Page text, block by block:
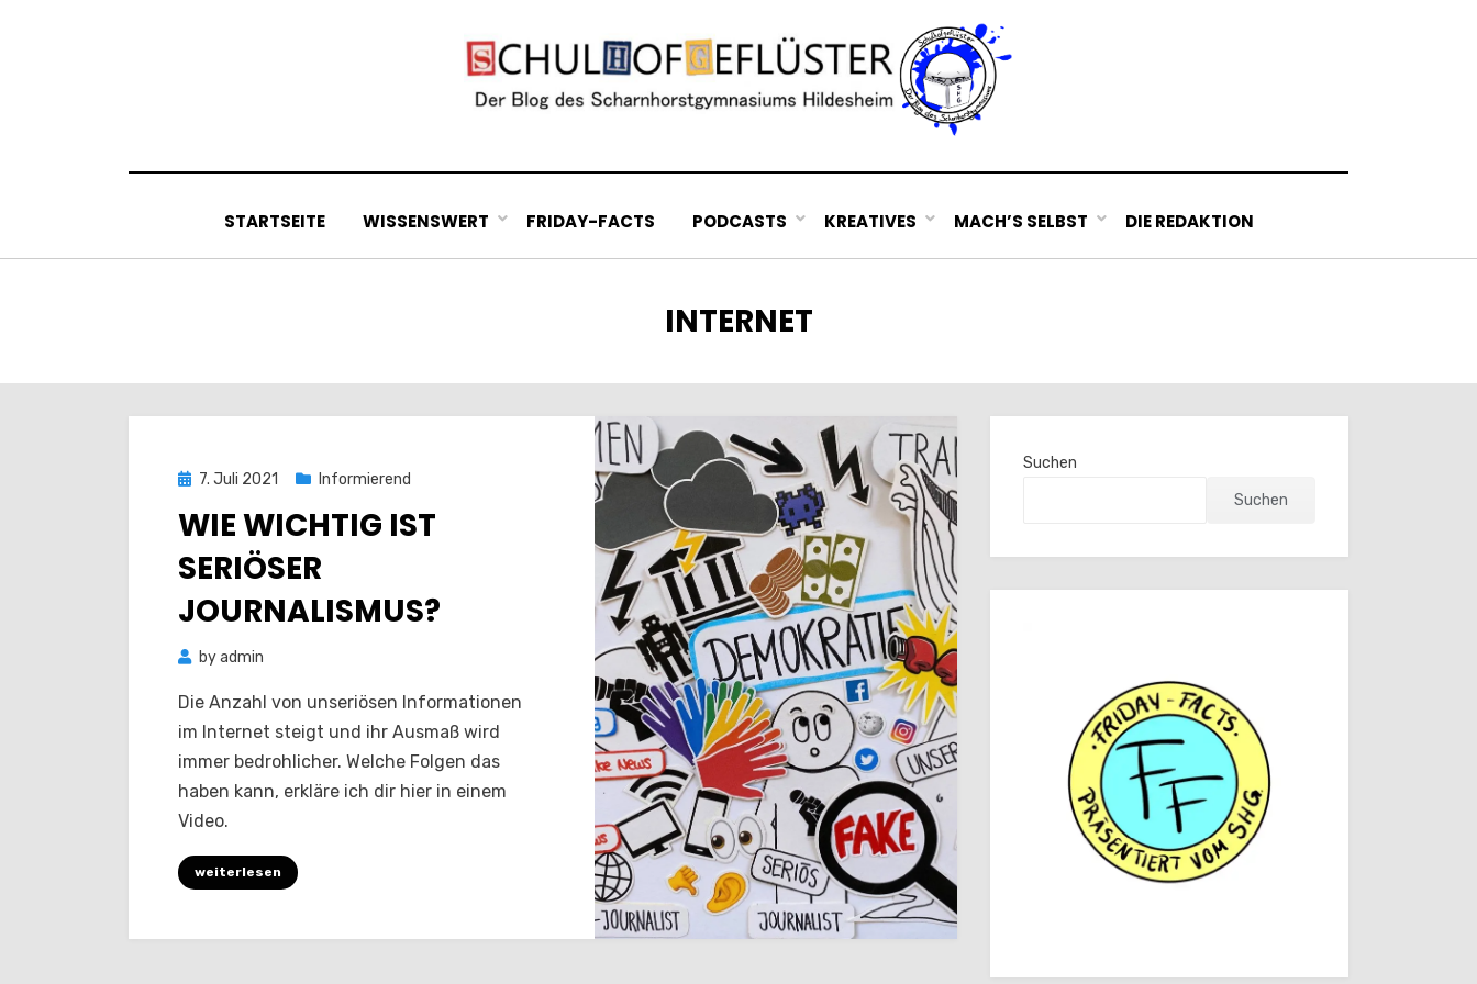
STARTSEITE WISSENSWERT FRIDAY-FACTS PODCASTS KREATIVES MACH’S SELBST DIE REDAKTION
SCHLAGWORT
:
INTERNET
Posted
7. Juli 2021 Informierend
WIE WICHTIG IST
SERIÖSER
JOURNALISMUS?
byadmin
Die Anzahl von unseriösen Informationen
im Internet steigt und ihr Ausmaß wird
immer bedrohlicher. Welche Folgen das
haben kann, erkläre ich dir hier in einem
Video.
weiterlesen
Suchen
Suchen